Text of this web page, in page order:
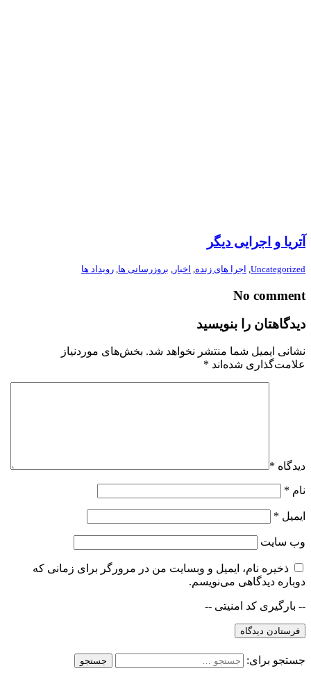
آتریا و اجرایی دیگر
Uncategorized
, اجرا های زنده, اخبار , بروزرسانی ها, رویداد ها
No comment
دیدگاهتان را بنویسید
نشانی ایمیل شما منتشر نخواهد شد. بخش‌های موردنیاز
علامت‌گذاری شده‌اند *
دیدگاه *
نام *
ایمیل *
وب‌ سایت
ذخیره نام، ایمیل و وبسایت من در مرورگر برای زمانی که
دوباره دیدگاهی می‌نویسم.
-- بارگیری کد امنیتی --
جستجو برای: